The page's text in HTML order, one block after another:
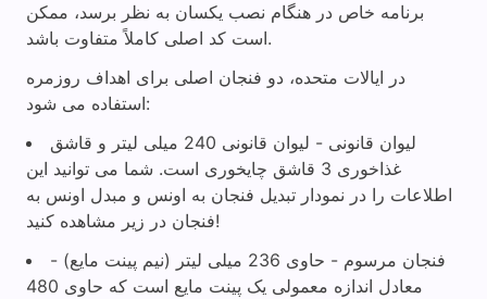
برنامه خاص در هنگام نصب یکسان به نظر برسد، ممکن
است کد اصلی کاملاً متفاوت باشد.
در ایالات متحده، دو فنجان اصلی برای اهداف روزمره
استفاده می شود:
لیوان قانونی - لیوان قانونی 240 میلی لیتر و قاشق
غذاخوری 3 قاشق چایخوری است. شما می توانید این
اطلاعات را در نمودار تبدیل فنجان به اونس و مبدل اونس به
فنجان در زیر مشاهده کنید!
فنجان مرسوم - حاوی 236 میلی لیتر (نیم پینت مایع) -
معادل اندازه معمولی یک پینت مایع است که حاوی 480